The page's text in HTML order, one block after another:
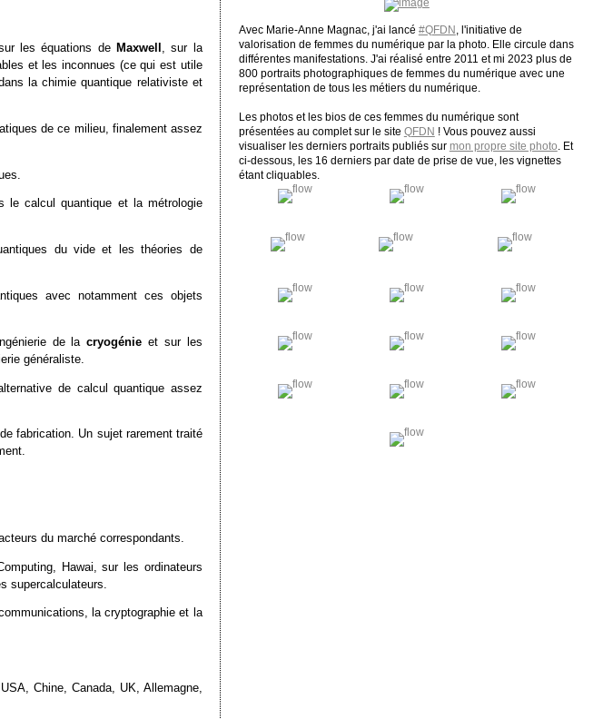
les équations de Maxwell
, sur la
et les inconnues (ce qui est utile
la chimie quantique relativiste et
de ce milieu, finalement assez
le calcul quantique et la métrologie
du vide et les théories de
avec notamment ces objets
de lacryogénie et sur les
généraliste.
de calcul quantique assez
fabrication. Un sujet rarement traité
du marché correspondants.
Hawai, sur les ordinateurs
supercalculateurs.
la cryptographie et la
Chine, Canada, UK, Allemagne,
Avec Marie-Anne Magnac, j'ai lancé #QFDN
, l'initiative de
valorisation de femmes du numérique par la photo. Elle circule dans
différentes manifestations. J'ai réalisé entre 2011 et mi 2023 plus de
800 portraits photographiques de femmes du numérique avec une
représentation de tous les métiers du numérique.
Les photos et les bios de ces femmes du numérique sont
présentées au complet sur le site QFDN ! Vous pouvez aussi
visualiser les derniers portraits publiés sur mon propre site photo . Et
ci-dessous, les 16 derniers par date de prise de vue, les vignettes
étant cliquables.